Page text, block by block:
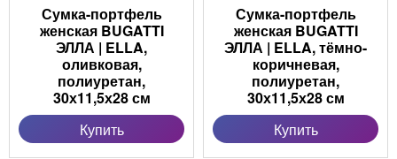
Сумка-портфель
женская BUGATTI
ЭЛЛА | ELLA,
оливковая,
полиуретан,
30х11,5х28 см
Купить
Сумка-портфель
женская BUGATTI
ЭЛЛА | ELLA, тёмно-
коричневая,
полиуретан,
30х11,5х28 см
Купить